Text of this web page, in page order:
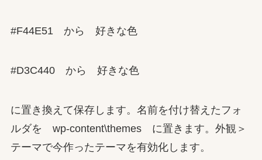
#F44E51 から 好きな色
#D3C440 から 好きな色
に置き換えて保存します。名前を付け替えたフォ
ルダを wp-content\themes に置きます。外観＞
テーマで今作ったテーマを有効化します。